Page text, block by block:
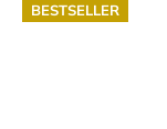
BESTSELLER